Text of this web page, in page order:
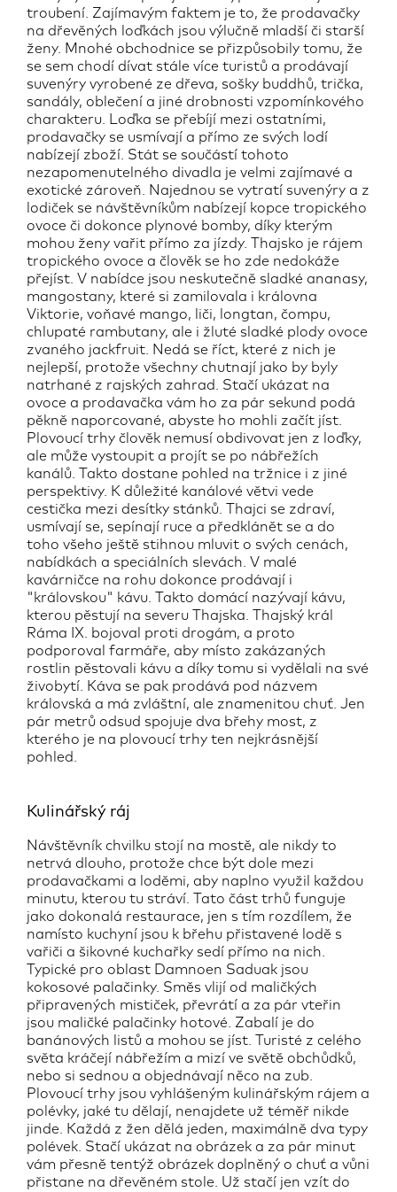
troubení. Zajímavým faktem je to, že prodavačky
na dřevěných loďkách jsou výlučně mladší či starší
ženy. Mnohé obchodnice se přizpůsobily tomu, že
se sem chodí dívat stále více turistů a prodávají
suvenýry vyrobené ze dřeva, sošky buddhů, trička,
sandály, oblečení a jiné drobnosti vzpomínkového
charakteru. Loďka se přebíjí mezi ostatními,
prodavačky se usmívají a přímo ze svých lodí
nabízejí zboží. Stát se součástí tohoto
nezapomenutelného divadla je velmi zajímavé a
exotické zároveň. Najednou se vytratí suvenýry a z
lodiček se návštěvníkům nabízejí kopce tropického
ovoce či dokonce plynové bomby, díky kterým
mohou ženy vařit přímo za jízdy. Thajsko je rájem
tropického ovoce a člověk se ho zde nedokáže
přejíst. V nabídce jsou neskutečně sladké ananasy,
mangostany, které si zamilovala i královna
Viktorie, voňavé mango, liči, longtan, čompu,
chlupaté rambutany, ale i žluté sladké plody ovoce
zvaného jackfruit. Nedá se říct, které z nich je
nejlepší, protože všechny chutnají jako by byly
natrhané z rajských zahrad. Stačí ukázat na
ovoce a prodavačka vám ho za pár sekund podá
pěkně naporcované, abyste ho mohli začít jíst.
Plovoucí trhy člověk nemusí obdivovat jen z loďky,
ale může vystoupit a projít se po nábřežích
kanálů. Takto dostane pohled na tržnice i z jiné
perspektivy. K důležité kanálové větvi vede
cestička mezi desítky stánků. Thajci se zdraví,
usmívají se, sepínají ruce a předklánět se a do
toho všeho ještě stihnou mluvit o svých cenách,
nabídkách a speciálních slevách. V malé
kavárničce na rohu dokonce prodávají i
"královskou" kávu. Takto domácí nazývají kávu,
kterou pěstují na severu Thajska. Thajský král
Ráma IX. bojoval proti drogám, a proto
podporoval farmáře, aby místo zakázaných
rostlin pěstovali kávu a díky tomu si vydělali na své
živobytí. Káva se pak prodává pod názvem
královská a má zvláštní, ale znamenitou chuť. Jen
pár metrů odsud spojuje dva břehy most, z
kterého je na plovoucí trhy ten nejkrásnější
pohled.
Kulinářský ráj
Návštěvník chvilku stojí na mostě, ale nikdy to
netrvá dlouho, protože chce být dole mezi
prodavačkami a loděmi, aby naplno využil každou
minutu, kterou tu stráví. Tato část trhů funguje
jako dokonalá restaurace, jen s tím rozdílem, že
namísto kuchyní jsou k břehu přistavené lodě s
vařiči a šikovné kuchařky sedí přímo na nich.
Typické pro oblast Damnoen Saduak jsou
kokosové palačinky. Směs vlijí od maličkých
připravených mističek, převrátí a za pár vteřin
jsou maličké palačinky hotové. Zabalí je do
banánových listů a mohou se jíst. Turisté z celého
světa kráčejí nábřežím a mizí ve světě obchůdků,
nebo si sednou a objednávají něco na zub.
Plovoucí trhy jsou vyhlášeným kulinářským rájem a
polévky, jaké tu dělají, nenajdete už téměř nikde
jinde. Každá z žen dělá jeden, maximálně dva typy
polévek. Stačí ukázat na obrázek a za pár minut
vám přesně tentýž obrázek doplněný o chuť a vůni
přistane na dřevěném stole. Už stačí jen vzít do